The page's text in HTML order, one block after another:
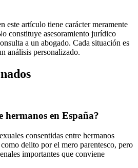
este artículo tiene carácter meramente
constituye asesoramiento jurídico
a un abogado. Cada situación es
análisis personalizado.
hermanos en España?
consentidas entre hermanos
delito por el mero parentesco, pero
importantes que conviene